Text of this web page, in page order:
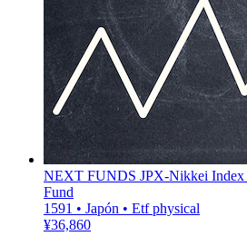
NEXT FUNDS JPX-Nikkei Index
Fund
1591 • Japón • Etf physical
¥36,860